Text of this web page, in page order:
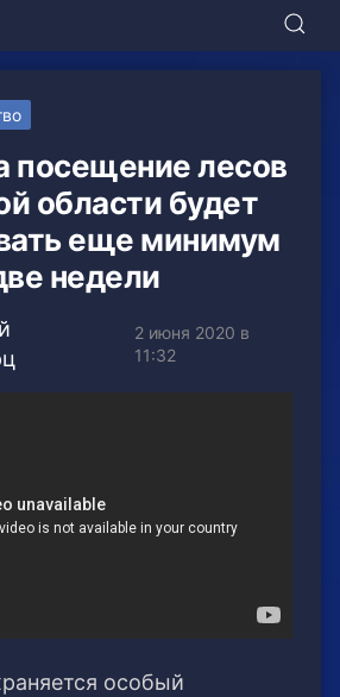
посещение лесов
области будет
еще минимум
недели
2 июня 2020 в
11:32
особый